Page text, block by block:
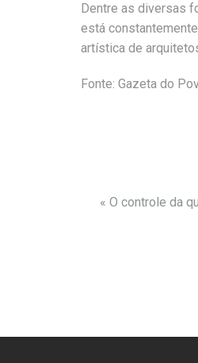
Dentre as diversas
está
artística de
Fonte: Gazeta do
« O controle da